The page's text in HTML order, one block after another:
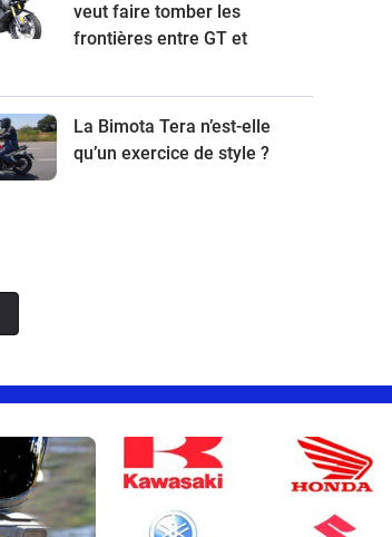
veut faire tomber les
frontières entre GT et
La Bimota Tera n’est-elle
qu’un exercice de style ?